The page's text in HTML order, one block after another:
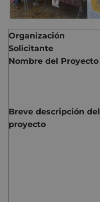
Organización
Solicitante
Nombre del Proyecto
Breve descripción del
proyecto